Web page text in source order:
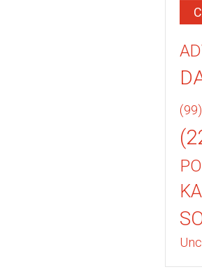
(99)